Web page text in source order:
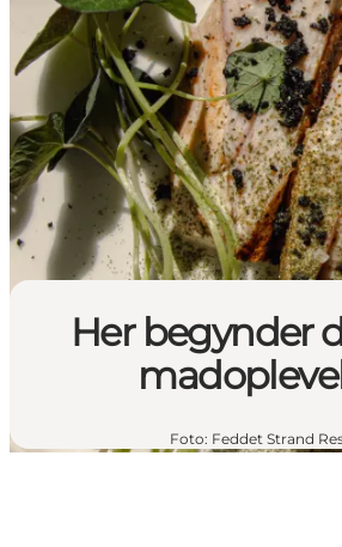
Events
Spis
Overnat
Planlæg din tur
Her begynder
Foto: Feddet Strand